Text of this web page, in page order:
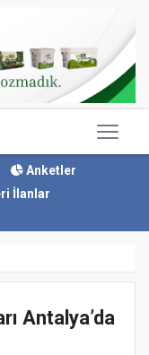
Anketler
İlanlar
Antalya’da